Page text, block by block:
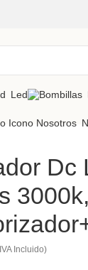
Led
Dc
Incluido)